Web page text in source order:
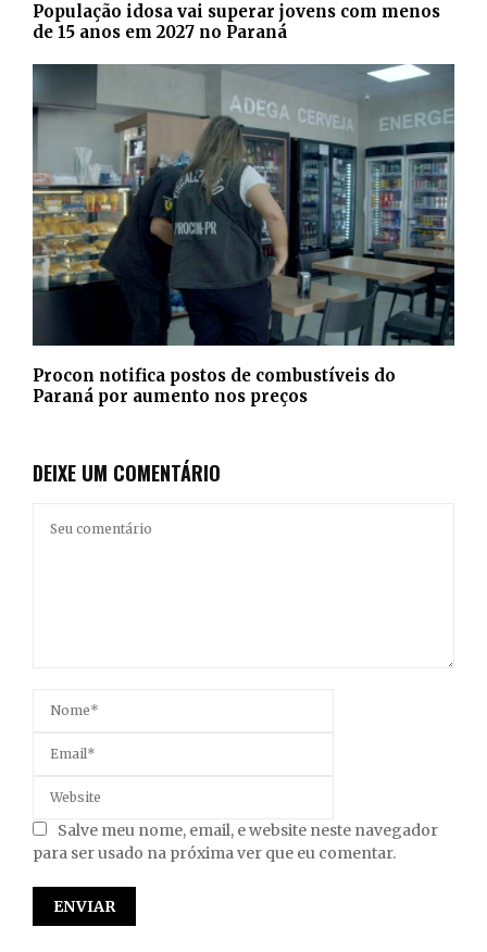
População idosa vai superar jovens com menos
de 15 anos em 2027 no Paraná
Procon notifica postos de combustíveis do
Paraná por aumento nos preços
DEIXE UM COMENTÁRIO
Salve meu nome, email, e website neste navegador
para ser usado na próxima ver que eu comentar.